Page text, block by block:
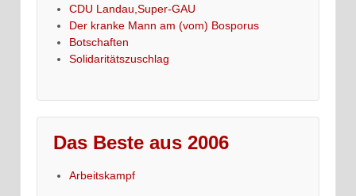
CDU Landau,Super-GAU
Der kranke Mann am (vom) Bosporus
Botschaften
Solidaritätszuschlag
Das Beste aus 2006
Arbeitskampf